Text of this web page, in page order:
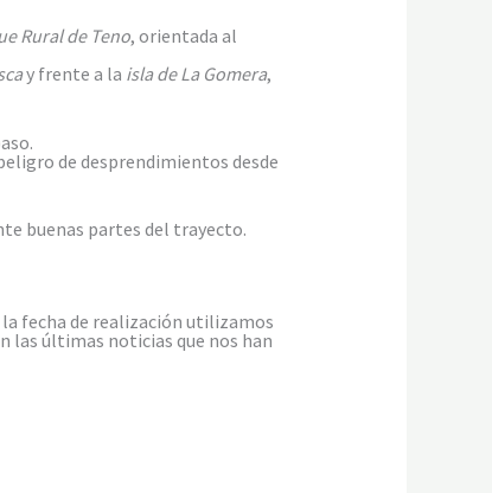
Rural de Teno, orientada al
y frente a la isla de La Gomera,
de desprendimientos desde
buenas partes del trayecto.
fecha de realización utilizamos
las últimas noticias que nos han